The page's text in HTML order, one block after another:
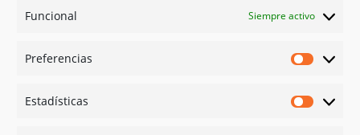
Funcional Siempre activo
Preferencias
Estadísticas
Guías
Redes sociales
Instagram